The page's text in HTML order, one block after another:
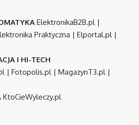
ElektronikaB2B.pl |
Praktyczna | Elportal.pl |
I HI-TECH
| Fotopolis.pl | MagazynT3.pl |
KtoCieWyleczy.pl